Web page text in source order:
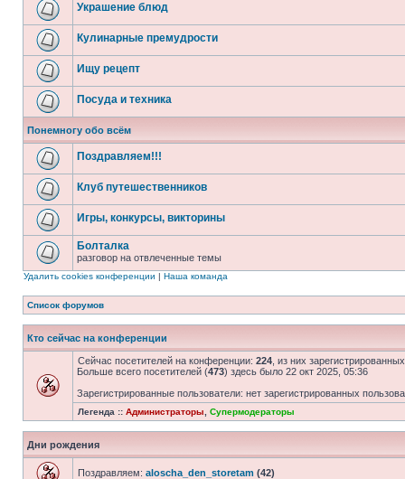
Украшение блюд
Кулинарные премудрости
Ищу рецепт
Посуда и техника
Понемногу обо всём
Поздравляем!!!
Клуб путешественников
Игры, конкурсы, викторины
Болталка
разговор на отвлеченные темы
Удалить cookies конференции | Наша команда
Список форумов
Кто сейчас на конференции
Сейчас посетителей на конференции: 224 , из них
Больше всего посетителей (473) здесь было 22 окт 2025, 05:36
Зарегистрированные пользователи: нет зарегистрированных
Легенда :: Администраторы Супермодераторы
Дни рождения
Поздравляем: aloscha_den_storetam (42)